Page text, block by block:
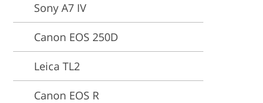
Sony A7 IV
Canon EOS 250D
Leica TL2
Canon EOS R